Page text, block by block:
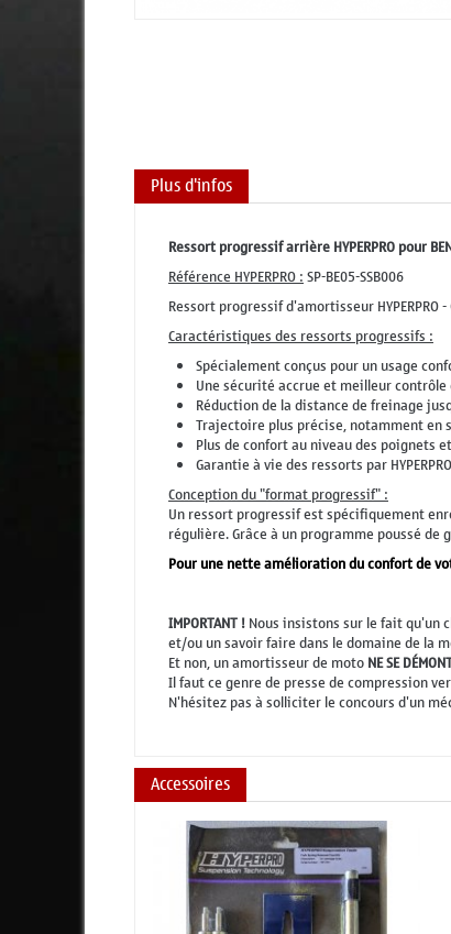
Plus d'infos
Ressort progressif arrière HYPERPRO pour
Référence HYPERPRO :SP-BE05-SSB006
Ressort progressif d'amortisseur HYPERPRO
Caractéristiques des ressorts progressifs :
Spécialement conçus pour un usage
Une sécurité accrue et meilleur
Réduction de la distance de freinage
Trajectoire plus précise, notamment en
Plus de confort au niveau des poignets
Garantie à vie des ressorts par
Conception du "format progressif" :
Un ressort progressif est spécifiquement
régulière. Grâce à un programme poussé
Pour une nette amélioration du confort de
IMPORTANT !Nous insistons sur le fait qu'un
et/ou un savoir faire dans le domaine de la
Et non, un amortisseur de motoNE SE
Il faut ce genre de presse de compression
N'hésitez pas à solliciter le concours d'un
Accessoires